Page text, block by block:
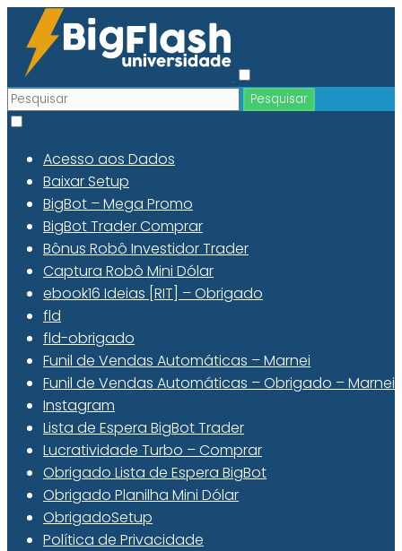
Acesso aos Dados
Baixar Setup
BigBot – Mega Promo
BigBot Trader Comprar
Bônus Robô Investidor Trader
Captura Robô Mini Dólar
ebook16 Ideias [RIT] – Obrigado
fld
fld-obrigado
Funil de Vendas Automáticas – Marnei
Funil de Vendas Automáticas – Obrigado – Marnei
Instagram
Lista de Espera BigBot Trader
Lucratividade Turbo – Comprar
Obrigado Lista de Espera BigBot
Obrigado Planilha Mini Dólar
ObrigadoSetup
Política de Privacidade